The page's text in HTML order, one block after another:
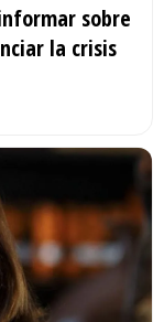
sobre
la crisis